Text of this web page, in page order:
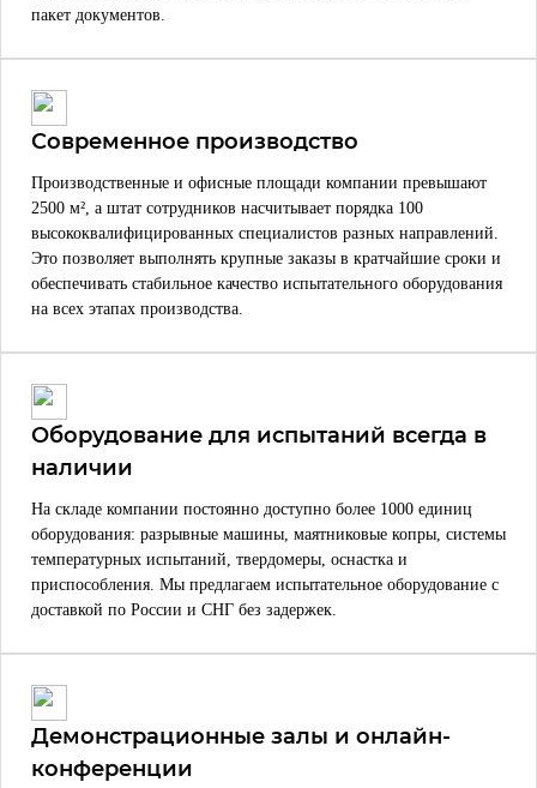
пакет документов.
Современное производство
Производственные и офисные площади компании превышают
2500 м², а штат сотрудников насчитывает порядка 100
высококвалифицированных специалистов разных направлений.
Это позволяет выполнять крупные заказы в кратчайшие сроки и
обеспечивать стабильное качество испытательного оборудования
на всех этапах производства.
Оборудование для испытаний всегда в
наличии
На складе компании постоянно доступно более 1000 единиц
оборудования: разрывные машины, маятниковые копры, системы
температурных испытаний, твердомеры, оснастка и
приспособления. Мы предлагаем испытательное оборудование с
доставкой по России и СНГ без задержек.
Демонстрационные залы и онлайн-
конференции